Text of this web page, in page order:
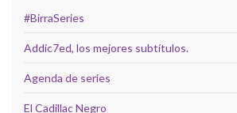
#BirraSeries
Addic7ed, los mejores subtítulos.
Agenda de series
El Cadillac Negro